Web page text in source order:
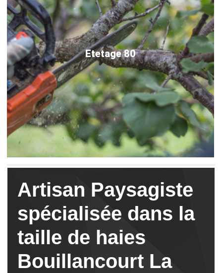
Etetage 80
Artisan Paysagiste
spécialisée dans la
taille de haies
Bouillancourt La